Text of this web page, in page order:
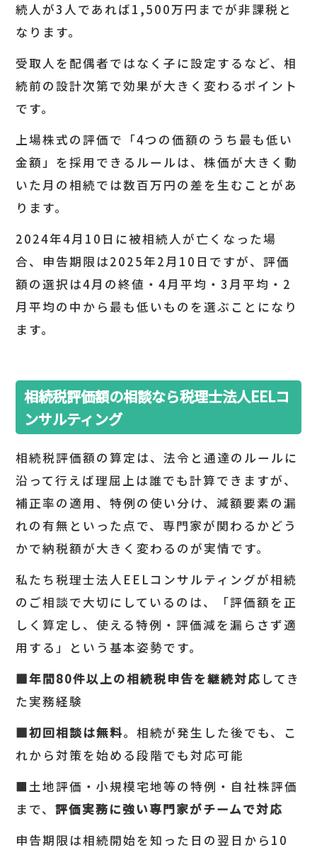
続人が3人であれば1,500万円までが非課税と
なります。
受取人を配偶者ではなく子に設定するなど、相
続前の設計次第で効果が大きく変わるポイント
です。
上場株式の評価で「4つの価額のうち最も低い
金額」を採用できるルールは、株価が大きく動
いた月の相続では数百万円の差を生むことがあ
ります。
2024年4月10日に被相続人が亡くなった場
合、申告期限は2025年2月10日ですが、評価
額の選択は4月の終値・4月平均・3月平均・2
月平均の中から最も低いものを選ぶことになり
ます。
相続税評価額の相談なら税理士法人EELコ
ンサルティング
相続税評価額の算定は、法令と通達のルールに
沿って行えば理屈上は誰でも計算できますが、
補正率の適用、特例の使い分け、減額要素の漏
れの有無といった点で、専門家が関わるかどう
かで納税額が大きく変わるのが実情です。
私たち税理士法人EELコンサルティングが相続
のご相談で大切にしているのは、「評価額を正
しく算定し、使える特例・評価減を漏らさず適
用する」という基本姿勢です。
■年間80件以上の相続税申告を継続対応 してき
た実務経験
■初回相談は無料。相続が発生した後でも、こ
れから対策を始める段階でも対応可能
■土地評価・小規模宅地等の特例・自社株評価
まで、評価実務に強い専門家がチームで対応
申告期限は相続開始を知った日の翌日から10